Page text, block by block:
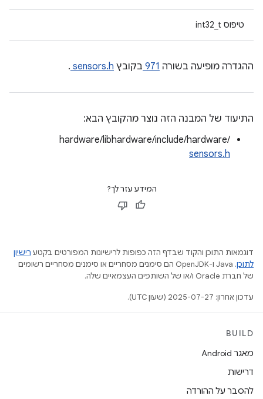
טיפוס int32_t
ההגדרה מופיעה בשורה 971 בקובץ sensors.h
.
התיעוד של המבנה הזה נוצר מהקובץ הבא:
hardware/libhardware/include/hardware/
sensors.h
המידע עזר לך?
דוגמאות התוכן והקוד שבדף הזה כפופות לרישיונות המפורטים בקטע רישיון
לתוכן
.‏ Java ו-OpenJDK הם סימנים מסחריים או סימנים מסחריים רשומים
של חברת Oracle ו/או של השותפים העצמאיים שלה.
עדכון אחרון: 2025-07-27 (שעון UTC).
BUILD
מאגר Android
דרישות
להסבר על ההורדה